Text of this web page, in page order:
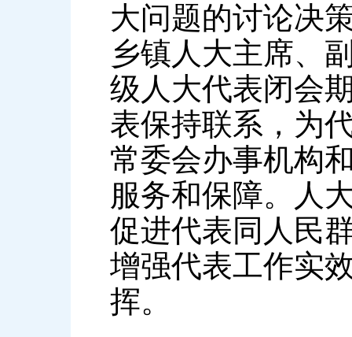
大问题的讨论决
乡镇人大主席、
级人大代表闭会
表保持联系，为
常委会办事机构
服务和保障。人
促进代表同人民
增强代表工作实
挥。